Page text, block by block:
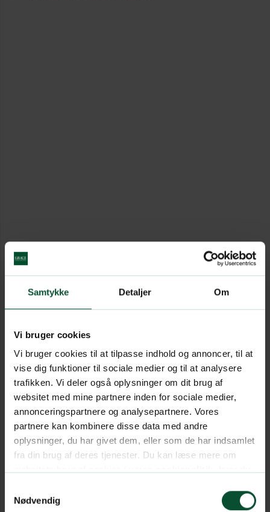
Samtykke Detaljer Om
Vi bruger cookies
Vi bruger cookies til at tilpasse indhold og annoncer, til at
vise dig funktioner til sociale medier og til at analysere
trafikken. Vi deler også oplysninger om dit brug af
websitet med mine partnere inden for sociale medier,
annonceringspartnere og analysepartnere. Vores
partnere kan kombinere disse data med andre
oplysninger, du har givet dem, eller som de har indsamlet
fra din brug af deres tjenester. Du kan læse mere om
Nødvendig